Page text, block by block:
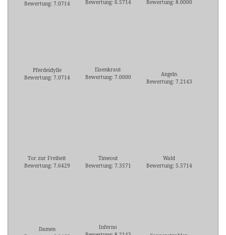
Bewertung: 7.0714
Bewertung: 6.5714
Bewertung: 8.0000
Pferdeidylle
Bewertung: 7.0714
Eisenkraut
Bewertung: 7.0000
Angeln
Bewertung: 7.2143
Tor zur Freiheit
Bewertung: 7.6429
Timeout
Bewertung: 7.3571
Wald
Bewertung: 5.5714
Damen
Inferno